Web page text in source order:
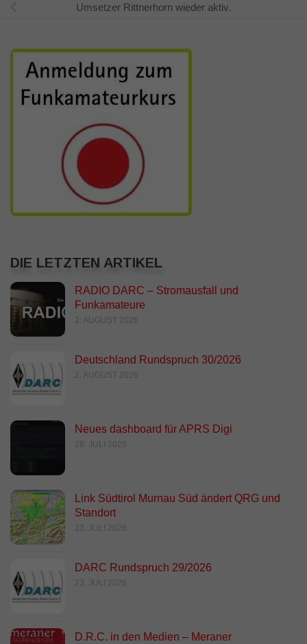
Umsetzer Rittnerhorn wieder aktiv.
DIE LETZTEN ARTIKEL
RADIO DARC – Stromausfall und
Funkamateure
2. AUGUST 2026
Deutschland Rundspruch 30/2026
2. AUGUST 2026
Neues dashboard für APRS Digi
28. JULI 2026
Link Südtirol Murnau Süd ändert QRG und
Standort
23. JULI 2026
DARC Rundspruch 29/2026
23. JULI 2026
D.R.C. in den Medien – Meraner